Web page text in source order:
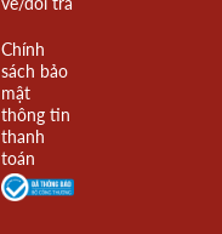
Chính
sách bảo
mật
thông tin
thanh
toán